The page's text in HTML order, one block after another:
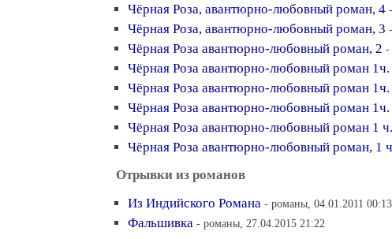
Чёрная Роза, авантюрно-любовный роман, 4
Чёрная Роза, авантюрно-любовный роман, 3
Чёрная Роза авантюрно-любовный роман, 2 -
Чёрная Роза авантюрно-любовный роман 1ч.
Чёрная Роза авантюрно-любовный роман
Чёрная Роза авантюрно-любовный роман 1ч.
Чёрная Роза авантюрно-любовный роман 1
Чёрная Роза авантюрно-любовный роман, 1
Отрывки из романов
Из Индийского Романа - романы, 04.01.2011 00:13
Фальшивка - романы, 27.04.2015 21:22